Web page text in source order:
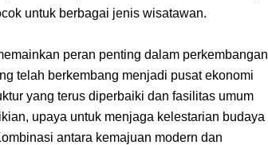
untuk berbagai jenis wisatawan.
peran penting dalam perkembangan
telah berkembang menjadi pusat ekonomi
yang terus diperbaiki dan fasilitas umum
upaya untuk menjaga kelestarian budaya
antara kemajuan modern dan